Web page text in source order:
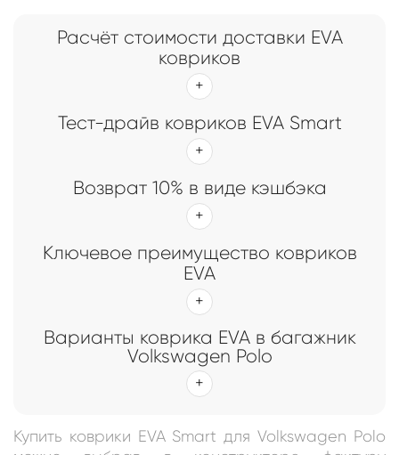
Расчёт стоимости доставки EVA
ковриков
Тест-драйв ковриков EVA Smart
Возврат 10% в виде кэшбэка
Ключевое преимущество ковриков
EVA
Варианты коврика EVA в багажник
Volkswagen Polo
Купить коврики EVA Smart для Volkswagen Polo